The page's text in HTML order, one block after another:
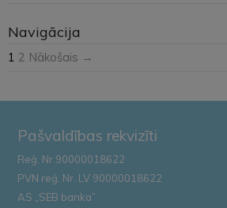
Navigācija
1 2 Nākošais →
Pašvaldības rekvizīti
Reģ. Nr.90000018622
PVN reģ. Nr. LV 90000018622
AS „SEB banka”